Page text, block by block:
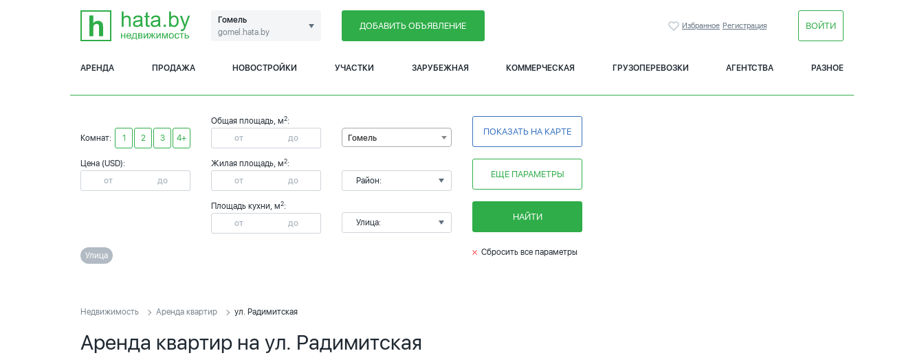
Гомель
gomel.hata.by
ДОБАВИТЬ ОБЪЯВЛЕНИЕ Избранное Регистрация ВОЙТИ
АРЕНДА ПРОДАЖА НОВОСТРОЙКИ УЧАСТКИ ЗАРУБЕЖНАЯ КОММЕРЧЕСКАЯ ГРУЗОПЕРЕВОЗКИ АГЕНТСТВА РАЗНОЕ
Комнат: 1 2 3 4+
Цена (USD):
Общая площадь, м2:
Жилая площадь, м2:
Площадь кухни, м2:
Гомель
Район:
Улица:
ПОКАЗАТЬ НА КАРТЕ
ЕЩЕ ПАРАМЕТРЫ
НАЙТИ
Улица Сбросить все параметры
Недвижимость Аренда квартир ул. Радимитская
Аренда квартир на ул. Радимитская